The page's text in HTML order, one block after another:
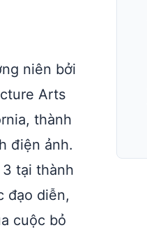
niên bởi
Arts
thành
điện ảnh.
tại thành
đạo diễn,
cuộc bỏ